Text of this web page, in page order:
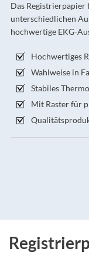
Das Registrierpapier
unterschiedlichen
hochwertige EKG-
Hochwertiges
Wahlweise in
Stabiles
Mit Raster für